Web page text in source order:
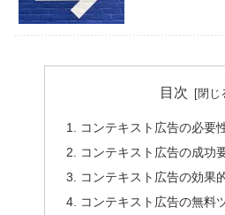
目次
コンテキスト広告の必要
コンテキスト広告の成功
コンテキスト広告の効果
コンテキスト広告の無料